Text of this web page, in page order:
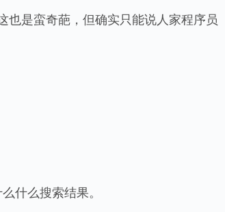
也是蛮奇葩，但确实只能说人家程序员
什么搜索结果。